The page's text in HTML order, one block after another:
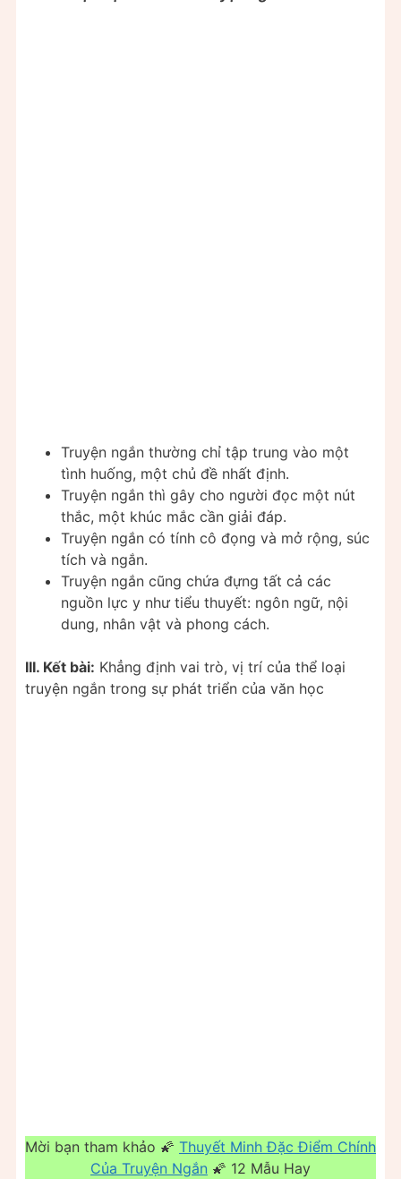
Truyện ngắn thường chỉ tập trung vào một
tình huống, một chủ đề nhất định.
Truyện ngắn thì gây cho người đọc một nút
thắc, một khúc mắc cần giải đáp.
Truyện ngắn có tính cô đọng và mở rộng, súc
tích và ngắn.
Truyện ngắn cũng chứa đựng tất cả các
nguồn lực y như tiểu thuyết: ngôn ngữ, nội
dung, nhân vật và phong cách.
III. Kết bài: Khẳng định vai trò, vị trí của thể loại
truyện ngắn trong sự phát triển của văn học
Mời bạn tham khảo 🌠 Thuyết Minh Đặc Điểm Chính
Của Truyện Ngắn 🌠 12 Mẫu Hay